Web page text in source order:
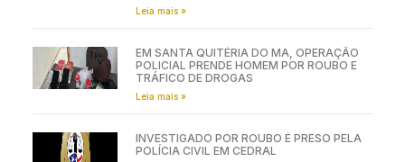
Leia mais »
EM SANTA QUITÉRIA DO MA, OPERAÇÃO
POLICIAL PRENDE HOMEM POR ROUBO E
TRÁFICO DE DROGAS
Leia mais »
INVESTIGADO POR ROUBO É PRESO PELA
POLÍCIA CIVIL EM CEDRAL